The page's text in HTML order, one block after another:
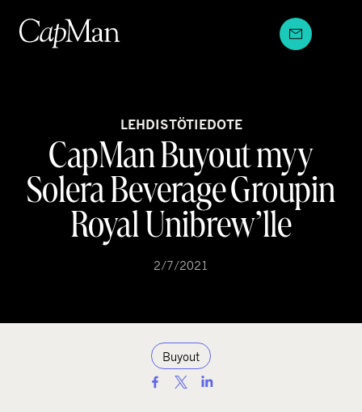
sisältöön
LEHDISTÖTIEDOTE
CapMan Buyout myy
Solera Beverage Groupin
Royal Unibrew’lle
2/7/2021
Buyout